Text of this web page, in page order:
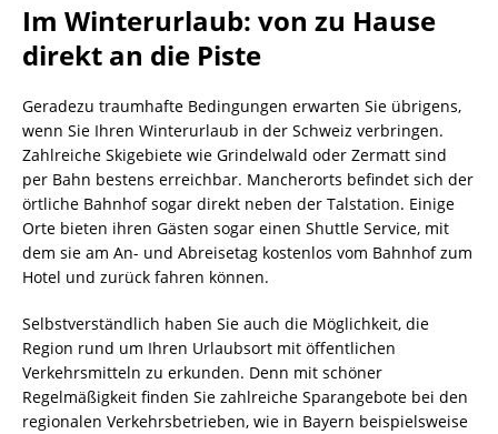
Im Winterurlaub: von zu Hause
direkt an die Piste
Geradezu traumhafte Bedingungen erwarten Sie übrigens,
wenn Sie Ihren Winterurlaub in der Schweiz verbringen.
Zahlreiche Skigebiete wie Grindelwald oder Zermatt sind
per Bahn bestens erreichbar. Mancherorts befindet sich der
örtliche Bahnhof sogar direkt neben der Talstation. Einige
Orte bieten ihren Gästen sogar einen Shuttle Service, mit
dem sie am An- und Abreisetag kostenlos vom Bahnhof zum
Hotel und zurück fahren können.
Selbstverständlich haben Sie auch die Möglichkeit, die
Region rund um Ihren Urlaubsort mit öffentlichen
Verkehrsmitteln zu erkunden. Denn mit schöner
Regelmäßigkeit finden Sie zahlreiche Sparangebote bei den
regionalen Verkehrsbetrieben, wie in Bayern beispielsweise